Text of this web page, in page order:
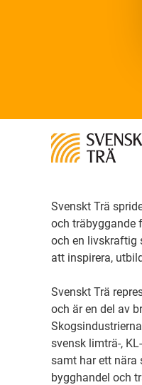
Svenskt Trä
och träbyggande
och en livskraftig
att inspirera,
Svenskt Trä
och är en del av
svensk limträ-,
samt har ett nära
bygghandel och